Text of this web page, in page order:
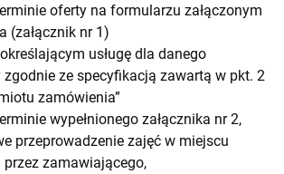
oferty na formularzu załączonym
(załącznik nr 1)
usługę dla danego
zgodnie ze specyfikacją zawartą w pkt. 2
zamówienia”
wypełnionego załącznika nr 2,
przeprowadzenie zajęć w miejscu
zamawiającego,